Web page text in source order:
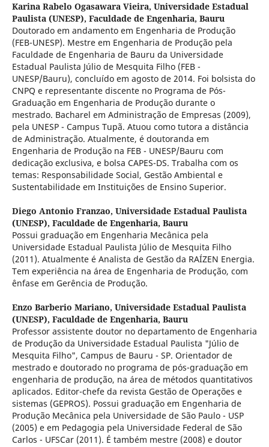
Karina Rabelo Ogasawara Vieira, Universidade Estadual
Paulista (UNESP), Faculdade de Engenharia, Bauru
Doutorado em andamento em Engenharia de Produção
(FEB-UNESP). Mestre em Engenharia de Produção pela
Faculdade de Engenharia de Bauru da Universidade
Estadual Paulista Júlio de Mesquita Filho (FEB -
UNESP/Bauru), concluído em agosto de 2014. Foi bolsista do
CNPQ e representante discente no Programa de Pós-
Graduação em Engenharia de Produção durante o
mestrado. Bacharel em Administração de Empresas (2009),
pela UNESP - Campus Tupã. Atuou como tutora a distância
de Administração. Atualmente, é doutoranda em
Engenharia de Produção na FEB - UNESP/Bauru com
dedicação exclusiva, e bolsa CAPES-DS. Trabalha com os
temas: Responsabilidade Social, Gestão Ambiental e
Sustentabilidade em Instituições de Ensino Superior.
Diego Antonio Franzao, Universidade Estadual Paulista
(UNESP), Faculdade de Engenharia, Bauru
Possui graduação em Engenharia Mecânica pela
Universidade Estadual Paulista Júlio de Mesquita Filho
(2011). Atualmente é Analista de Gestão da RAÍZEN Energia.
Tem experiência na área de Engenharia de Produção, com
ênfase em Gerência de Produção.
Enzo Barberio Mariano, Universidade Estadual Paulista
(UNESP), Faculdade de Engenharia, Bauru
Professor assistente doutor no departamento de Engenharia
de Produção da Universidade Estadual Paulista "Júlio de
Mesquita Filho", Campus de Bauru - SP. Orientador de
mestrado e doutorado no programa de pós-graduação em
engenharia de produção, na área de métodos quantitativos
aplicados. Editor-chefe da revista Gestão de Operações e
sistemas (GEPROS). Possui graduação em Engenharia de
Produção Mecânica pela Universidade de São Paulo - USP
(2005) e em Pedagogia pela Universidade Federal de São
Carlos - UFSCar (2011). É também mestre (2008) e doutor